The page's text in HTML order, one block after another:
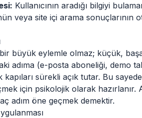
Kullanıcının aradığı bilgiyi
veya site içi arama sonuçlarının
büyük eylemle olmaz; küçük,
adıma (e-posta aboneliği, demo
kapıları sürekli açık tutar. Bu
için psikolojik olarak
adım öne geçmek demektir.